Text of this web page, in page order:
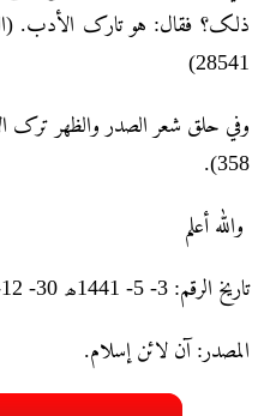
28541)
358).
والله أعلم
تاريخ الرقم: 3- 5- 1441ھ 30- 12- 2019م الاثنین
المصدر: آن لائن إسلام.